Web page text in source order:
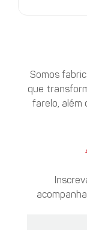
Somos
que
farelo, além